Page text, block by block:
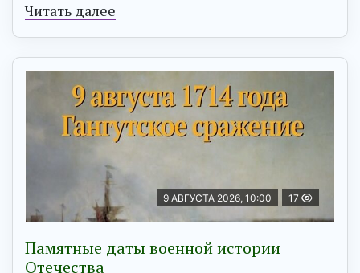
Читать далее
9 АВГУСТА 2026, 10:00 17
Памятные даты военной истории
Отечества